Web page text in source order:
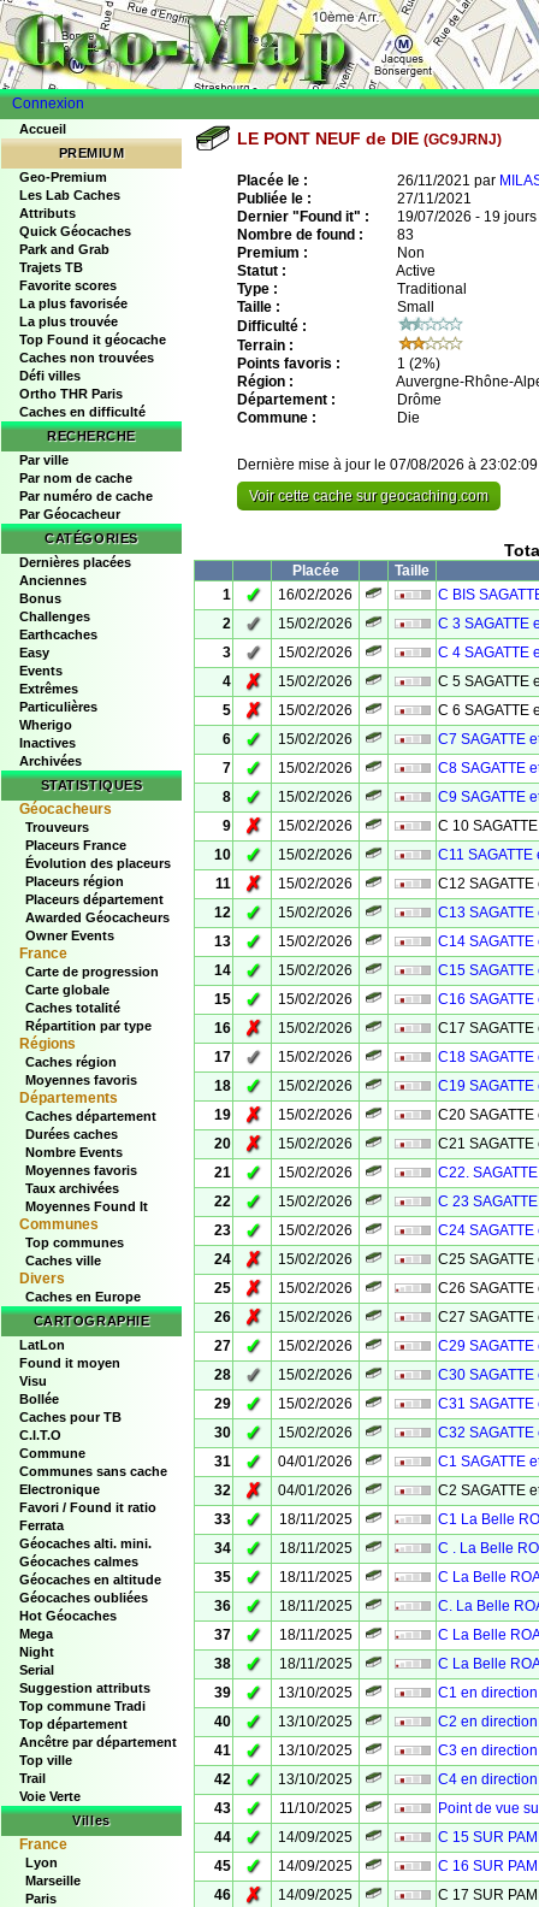
Connexion
Accueil
PREMIUM
Geo-Premium
Les Lab Caches
Attributs
Quick Géocaches
Park and Grab
Trajets TB
Favorite scores
La plus favorisée
La plus trouvée
Top Found it géocache
Caches non trouvées
Défi villes
Ortho THR Paris
Caches en difficulté
RECHERCHE
Par ville
Par nom de cache
Par numéro de cache
Par Géocacheur
CATÉGORIES
Dernières placées
Anciennes
Bonus
Challenges
Earthcaches
Easy
Events
Extrêmes
Particulières
Wherigo
Inactives
Archivées
STATISTIQUES
Géocacheurs
Trouveurs
Placeurs France
Évolution des placeurs
Placeurs région
Placeurs département
Awarded Géocacheurs
Owner Events
France
Carte de progression
Carte globale
Caches totalité
Répartition par type
Régions
Caches région
Moyennes favoris
Départements
Caches département
Durées caches
Nombre Events
Moyennes favoris
Taux archivées
Moyennes Found It
Communes
Top communes
Caches ville
Divers
Caches en Europe
CARTOGRAPHIE
LatLon
Found it moyen
Visu
Bollée
Caches pour TB
C.I.T.O
Commune
Communes sans cache
Electronique
Favori / Found it ratio
Ferrata
Géocaches alti. mini.
Géocaches calmes
Géocaches en altitude
Géocaches oubliées
Hot Géocaches
Mega
Night
Serial
Suggestion attributs
Top commune Tradi
Top département
Ancêtre par département
Top ville
Trail
Voie Verte
Villes
France
Lyon
Marseille
Paris
LE PONT NEUF de DIE (GC9JRNJ)
Placée le : 26/11/2021 par
Publiée le :
27/11/2021
Dernier "Found it" :
19/07/2026 - 19 jours
Nombre de found :
83
Premium :
Non
Statut :
Active
Type :
Traditional
Taille :
Small
Difficulté :
Terrain :
Points favoris :
1 (2%)
Région :
Auvergne-Rhône-
Département :
Drôme
Commune :
Die
Dernière mise à jour le 07/08/2026 à 23:02:09
Voir cette cache sur geocaching.com
Placée
Taille
1
✓ 16/02/2026
C BIS
2
✓ 15/02/2026
C 3 SAGATTE
3
✓ 15/02/2026
C 4 SAGATTE
4
✗ 15/02/2026
C 5 SAGATTE
5
✗ 15/02/2026
C 6 SAGATTE
6
✓ 15/02/2026
C7 SAGATTE
7
✓ 15/02/2026
C8 SAGATTE
8
✓ 15/02/2026
C9 SAGATTE
9
✗ 15/02/2026
C 10
10
✓ 15/02/2026
C11 SAGATTE
11
✗ 15/02/2026
C12 SAGATTE
12
✓ 15/02/2026
C13 SAGATTE
13
✓ 15/02/2026
C14 SAGATTE
14
✓ 15/02/2026
C15 SAGATTE
15
✓ 15/02/2026
C16 SAGATTE
16
✗ 15/02/2026
C17 SAGATTE
17
✓ 15/02/2026
C18 SAGATTE
18
✓ 15/02/2026
C19 SAGATTE
19
✗ 15/02/2026
C20 SAGATTE
20
✗ 15/02/2026
C21 SAGATTE
21
✓ 15/02/2026
C22.
22
✓ 15/02/2026
C 23
23
✓ 15/02/2026
C24 SAGATTE
24
✗ 15/02/2026
C25 SAGATTE
25
✗ 15/02/2026
C26 SAGATTE
26
✗ 15/02/2026
C27 SAGATTE
27
✓ 15/02/2026
C29 SAGATTE
28
✓ 15/02/2026
C30 SAGATTE
29
✓ 15/02/2026
C31 SAGATTE
30
✓ 15/02/2026
C32 SAGATTE
31
✓ 04/01/2026
C1 SAGATTE
32
✗ 04/01/2026
C2 SAGATTE
33
✓ 18/11/2025
C1 La Belle
34
✓ 18/11/2025
C . La Belle
35
✓ 18/11/2025
C La Belle
36
✓ 18/11/2025
C. La Belle
37
✓ 18/11/2025
C La Belle
38
✓ 18/11/2025
C La Belle
39
✓ 13/10/2025
C1 en
40
✓ 13/10/2025
C2 en
41
✓ 13/10/2025
C3 en
42
✓ 13/10/2025
C4 en
43
✓ 11/10/2025
Point de vue
44
✓ 14/09/2025
C 15 SUR
45
✓ 14/09/2025
C 16 SUR
46
✗ 14/09/2025
C 17 SUR